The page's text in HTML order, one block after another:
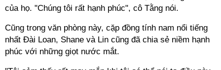
của họ. "Chúng tôi rất hạnh phúc", cô Tằng nói.
Cũng trong văn phòng này, cặp đồng tính nam nổi tiếng
nhất Đài Loan, Shane và Lin cũng đã chia sẻ niềm hạnh
phúc với những giọt nước mắt.